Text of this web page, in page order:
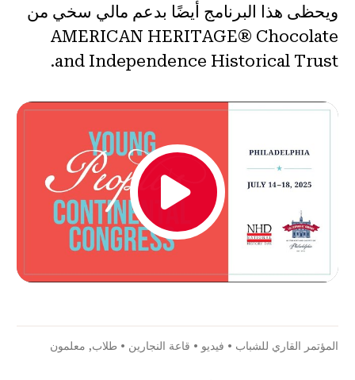
ويحظى هذا البرنامج أيضًا بدعم مالي سخي من
AMERICAN HERITAGE® Chocolate
and Independence Historical Trust.
المؤتمر القاري للشباب • فيديو • قاعة النجارين • طلاب, معلمون